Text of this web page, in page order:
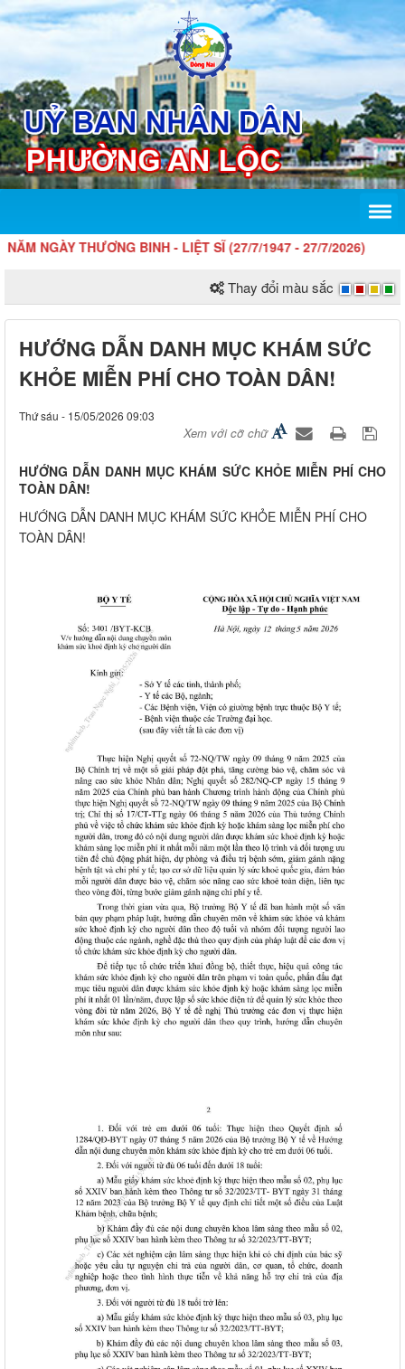
THƯƠNG BINH - LIỆT SĨ (27/7/1947 - 27/7/2026)
Thay đổi màu sắc
HƯỚNG DẪN DANH MỤC KHÁM SỨC
KHỎE MIỄN PHÍ CHO TOÀN DÂN!
Thứ sáu - 15/05/2026 09:03
Xem với cỡ chữ
HƯỚNG DẪN DANH MỤC KHÁM SỨC KHỎE MIỄN PHÍ CHO
TOÀN DÂN!
HƯỚNG DẪN DANH MỤC KHÁM SỨC KHỎE MIỄN PHÍ CHO
TOÀN DÂN!